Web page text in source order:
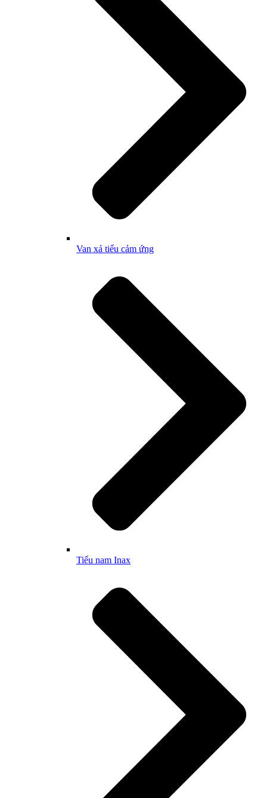
Van xả tiểu cảm ứng
Tiểu nam Inax